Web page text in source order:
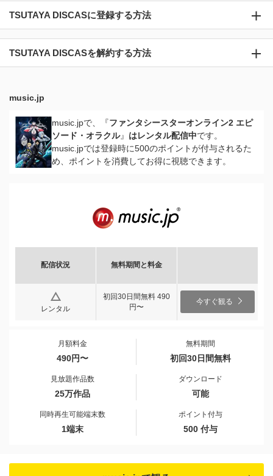
TSUTAYA DISCASに登録する方法
TSUTAYA DISCASを解約する方法
music.jp
music.jpで、『ファンタシースターオンライン2 エピ
ソード・オラクル』 はレンタル配信中です。
music.jpでは登録時に500のポイントが付与されるた
め、ポイントを消費してお得に視聴できます。
配信状況 無料期間と料金
レンタル
初回30日間無料 490
円〜
今すぐ観る
月額料金
490円〜
無料期間
初回30日間無料
見放題作品数
25万作品
ダウンロード
可能
同時再生可能端末数
1端末
ポイント付与
500 付与